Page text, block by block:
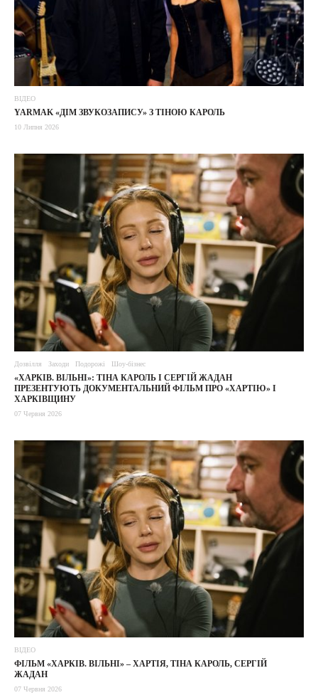
ВІДЕО
YARMAK «ДІМ ЗВУКОЗАПИСУ» З ТІНОЮ КАРОЛЬ
10 Липня 2026
Дозвілля Заходи Подорожі Шоу-бізнес
«ХАРКІВ. ВІЛЬНІ»: ТІНА КАРОЛЬ І СЕРГІЙ ЖАДАН
ПРЕЗЕНТУЮТЬ ДОКУМЕНТАЛЬНИЙ ФІЛЬМ ПРО «ХАРТІЮ» І
ХАРКІВЩИНУ
07 Червня 2026
ВІДЕО
ФІЛЬМ «ХАРКІВ. ВІЛЬНІ» – ХАРТІЯ, ТІНА КАРОЛЬ, СЕРГІЙ
ЖАДАН
07 Червня 2026